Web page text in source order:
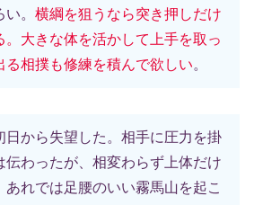
。 横綱を狙うなら突き押しだけ
。大きな体を活かして上手を取っ
る相撲も修練を積んで欲しい。
日から失望した。相手に圧力を掛
伝わったが、相変わらず上体だけ
れでは足腰のいい霧馬山を起こ